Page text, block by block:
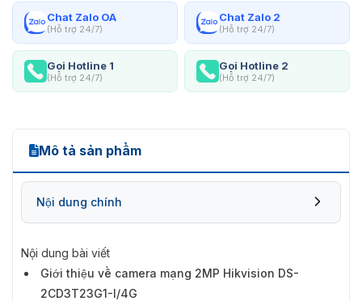
Chat Zalo OA
(Hỗ trợ 24/7)
Chat Zalo 2
(Hỗ trợ 24/7)
Gọi Hotline 1
(Hỗ trợ 24/7)
Gọi Hotline 2
(Hỗ trợ 24/7)
Mô tả sản phẩm
Nội dung chính
Nội dung bài viết
Giới thiệu về camera mạng 2MP Hikvision DS-
2CD3T23G1-I/4G